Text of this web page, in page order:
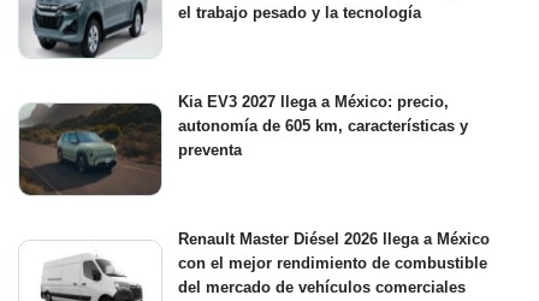
el trabajo pesado y la tecnología
Kia EV3 2027 llega a México: precio,
autonomía de 605 km, características y
preventa
Renault Master Diésel 2026 llega a México
con el mejor rendimiento de combustible
del mercado de vehículos comerciales